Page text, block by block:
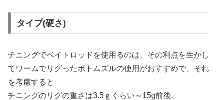
タイプ(硬さ)
チニングでベイトロッドを使用るのは、その利点を生かし
てワームでリグったボトムズルの使用がおすすめで、それ
を考慮すると
チニングのリグの重さは3.5ｇくらい～15g前後。